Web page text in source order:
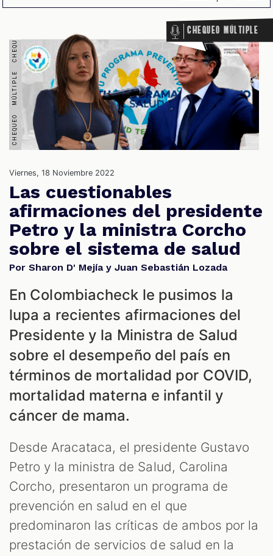
Chequeo Múltiple
Viernes, 18 Noviembre 2022
Las cuestionables
afirmaciones del presidente
Petro y la ministra Corcho
sobre el sistema de salud
Por Sharon D' Mejía y Juan Sebastián Lozada
En Colombiacheck le pusimos la
lupa a recientes afirmaciones del
Presidente y la Ministra de Salud
sobre el desempeño del país en
términos de mortalidad por COVID,
mortalidad materna e infantil y
cáncer de mama.
Desde Aracataca, el presidente Gustavo
Petro y la ministra de Salud, Carolina
Corcho, presentaron un programa de
prevención en salud en el que
predominaron las críticas de ambos por la
prestación de servicios de salud en la